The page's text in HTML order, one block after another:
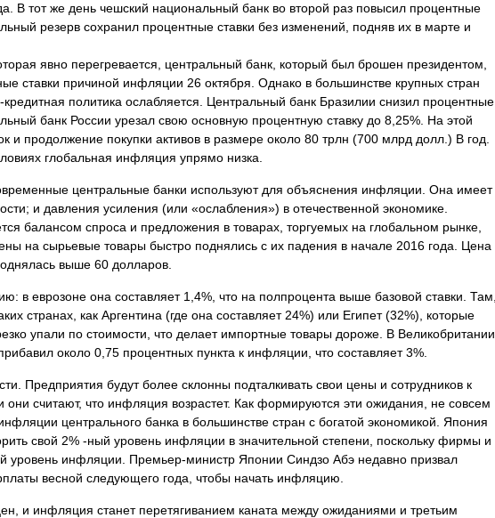
В тот же день чешский национальный банк во второй раз повысил процентные
резерв сохранил процентные ставки без изменений, подняв их в марте и
явно перегревается, центральный банк, который был брошен президентом,
ставки причиной инфляции 26 октября. Однако в большинстве крупных стран
политика ослабляется. Центральный банк Бразилии снизил процентные
банк России урезал свою основную процентную ставку до 8,25%. На этой
и продолжение покупки активов в размере около 80 трлн (700 млрд долл.) В год.
глобальная инфляция упрямо низка.
центральные банки используют для объяснения инфляции. Она имеет
и давления усиления (или «ослабления») в отечественной экономике.
балансом спроса и предложения в товарах, торгуемых на глобальном рынке,
на сырьевые товары быстро поднялись с их падения в начале 2016 года. Цена
выше 60 долларов.
еврозоне она составляет 1,4%, что на полпроцента выше базовой ставки. Там,
странах, как Аргентина (где она составляет 24%) или Египет (32%), которые
упали по стоимости, что делает импортные товары дороже. В Великобритании
около 0,75 процентных пункта к инфляции, что составляет 3%.
Предприятия будут более склонны подталкивать свои цены и сотрудников к
они считают, что инфляция возрастет. Как формируются эти ожидания, не совсем
центрального банка в большинстве стран с богатой экономикой. Япония
свой 2% -ный уровень инфляции в значительной степени, поскольку фирмы и
уровень инфляции. Премьер-министр Японии Синдзо Абэ недавно призвал
весной следующего года, чтобы начать инфляцию.
и инфляция станет перетягиванием каната между ожиданиями и третьим